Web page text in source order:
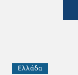
Ελλάδα